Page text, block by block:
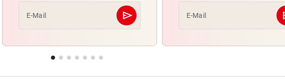
E-Mail send
Abschicken E-Mail